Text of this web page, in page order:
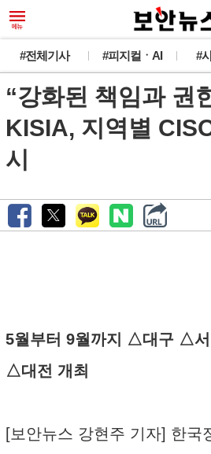
#전체기사 #피지컬ㆍAI #
“강화된 책임과 권
KISIA, 지역별
시
5월부터 9월까지 △대구 △
△대전 개최
[보안뉴스 강현주 기자] 한국